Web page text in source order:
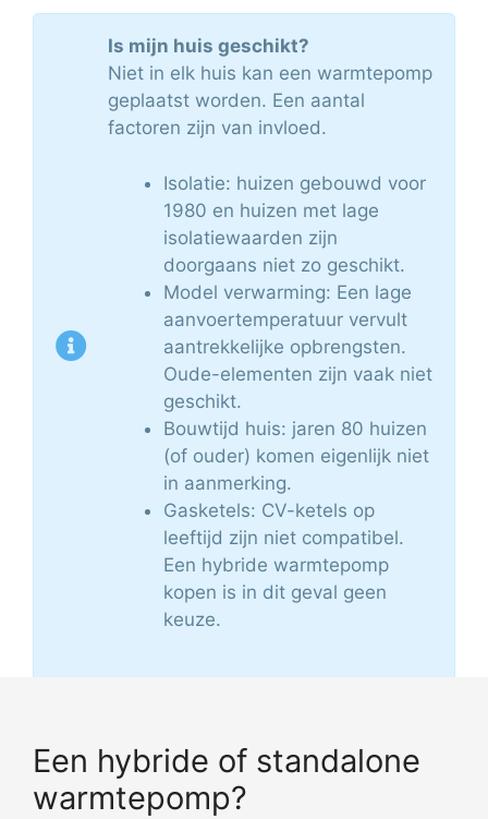
Is mijn huis geschikt?
Niet in elk huis kan een warmtepomp
geplaatst worden. Een aantal
factoren zijn van invloed.
Isolatie: huizen gebouwd voor
1980 en huizen met lage
isolatiewaarden zijn
doorgaans niet zo geschikt.
Model verwarming: Een lage
aanvoertemperatuur vervult
aantrekkelijke opbrengsten.
Oude-elementen zijn vaak niet
geschikt.
Bouwtijd huis: jaren 80 huizen
(of ouder) komen eigenlijk niet
in aanmerking.
Gasketels: CV-ketels op
leeftijd zijn niet compatibel.
Een hybride warmtepomp
kopen is in dit geval geen
keuze.
Een hybride of standalone
warmtepomp?